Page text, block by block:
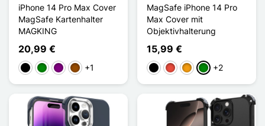
iPhone 14 Pro Max Cover
MagSafe Kartenhalter
MAGKING
20,99 €
Schwarz
GrünViolettBraun
+1
MagSafe iPhone 14 Pro
Max Cover mit
Objektivhalterung
15,99 €
Schwarz
Rot Orange
Grün+2